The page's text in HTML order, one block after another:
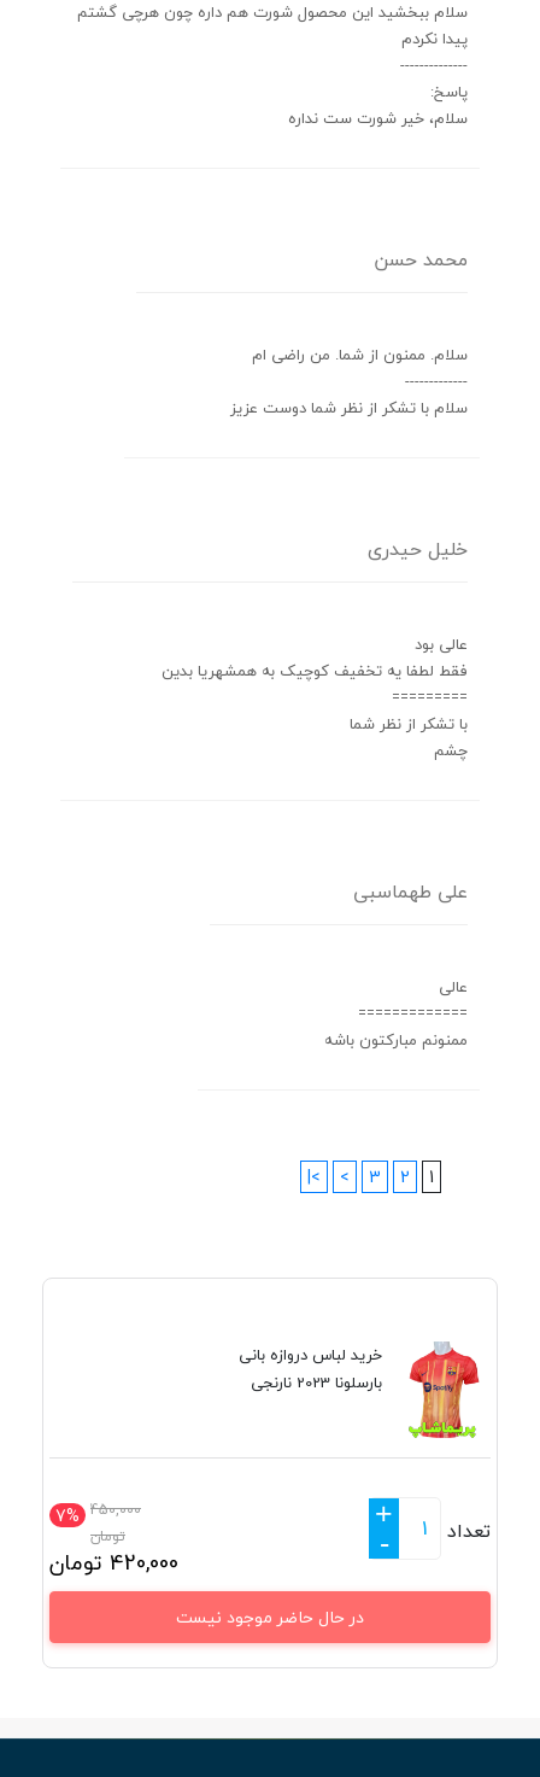
سلام ببخشید این محصول شورت هم داره چون هرچی گشتم
پیدا نکردم
--------------
پاسخ:
سلام، خیر شورت ست نداره
محمد حسن
سلام. ممنون از شما. من راضی ام
-------------
سلام با تشکر از نظر شما دوست عزیز
خلیل حیدری
عالی بود
فقط‌ لطفا یه تخفیف کوچیک به همشهریا بدین
=========
با تشکر از نظر شما
چشم
علی طهماسبی
عالی
=============
ممنونم مبارکتون باشه
1
2
3
>
>|
خرید لباس دروازه بانی
بارسلونا 2023 نارنجی
7% 450,000
تومان
420,000 تومان
تعداد
+
-
در حال حاضر موجود نیست